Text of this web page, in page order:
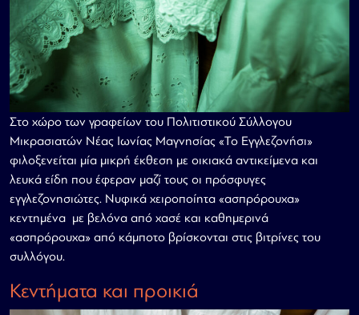
Στο χώρο των γραφείων του Πολιτιστικού Σύλλογου
Μικρασιατών Νέας Ιωνίας Μαγνησίας «Το Εγγλεζονήσι»
φιλοξενείται μία μικρή έκθεση με οικιακά αντικείμενα και
λευκά είδη που έφεραν μαζί τους οι πρόσφυγες
εγγλεζονησιώτες. Νυφικά χειροποίητα «ασπρόρουχα»
κεντημένα με βελόνα από χασέ και καθημερινά
«ασπρόρουχα» από κάμποτο βρίσκονται στις βιτρίνες του
συλλόγου.
Κεντήματα και προικιά